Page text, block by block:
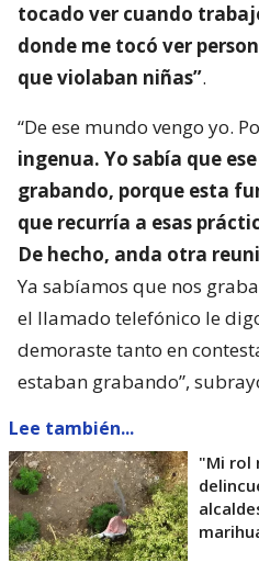
tocado ver cuando
donde me tocó ver
que violaban niñas”.
“De ese mundo vengo yo.
ingenua. Yo sabía que
grabando, porque esta
que recurría a esas
De hecho, anda otra
Ya sabíamos que nos
el llamado telefónico le
demoraste tanto en
estaban grabando”,
Lee también...
"Mi rol